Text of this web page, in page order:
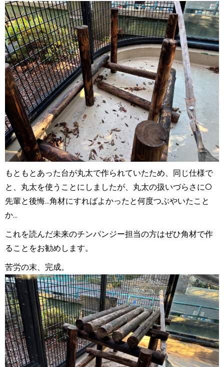
もともとあった台が丸太で作られていたため、同じ仕様で
と、丸太を使うことにしましたが、丸太の扱いづらさにO
先輩と後悔...角材にすればよかったと何度つぶやいたこと
か...
これを読んだ未来のチンパンジー担当の方はぜひ角材で作
ることをお勧めします。
苦労の末、完成。